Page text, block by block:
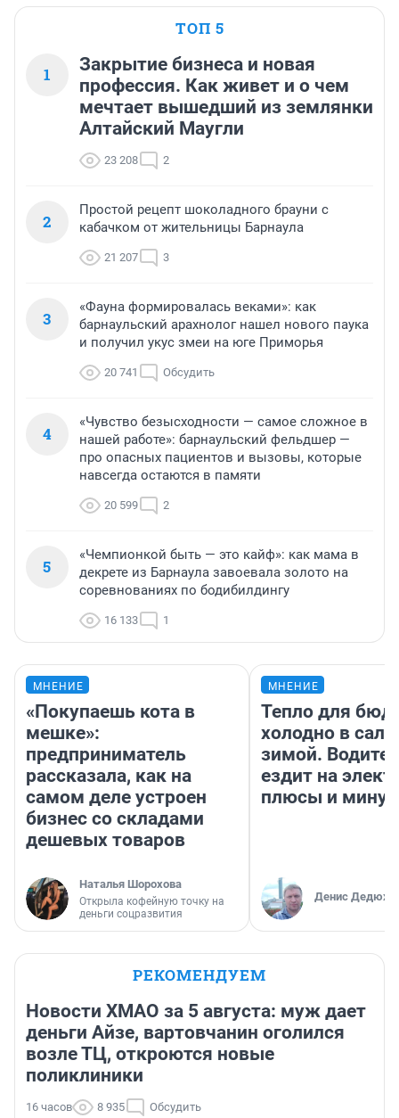
ТОП 5
1
Закрытие бизнеса и новая
профессия. Как живет и о чем
мечтает вышедший из землянки
Алтайский Маугли
23 208 2
2
Простой рецепт шоколадного брауни с
кабачком от жительницы Барнаула
21 207 3
3
«Фауна формировалась веками»: как
барнаульский арахнолог нашел нового паука
и получил укус змеи на юге Приморья
20 741 Обсудить
4
«Чувство безысходности — самое сложное в
нашей работе»: барнаульский фельдшер —
про опасных пациентов и вызовы, которые
навсегда остаются в памяти
20 599 2
5
«Чемпионкой быть — это кайф»: как мама в
декрете из Барнаула завоевала золото на
соревнованиях по бодибилдингу
16 133 1
МНЕНИЕ
«Покупаешь кота в
мешке»:
предприниматель
рассказала, как на
самом деле устроен
бизнес со складами
дешевых товаров
Наталья Шорохова
Открыла кофейную точку на
деньги соцразвития
МНЕНИЕ
Тепло для
холодно в
зимой.
ездит на
плюсы и
Денис
РЕКОМЕНДУЕМ
Новости ХМАО за 5 августа: муж дает
деньги Айзе, вартовчанин оголился
возле ТЦ, откроются новые
поликлиники
16 часов 8 935 Обсудить